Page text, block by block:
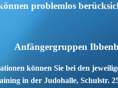
problemlos
Anfängergruppen
können Sie bei den
in der Judohalle, Schulstr.